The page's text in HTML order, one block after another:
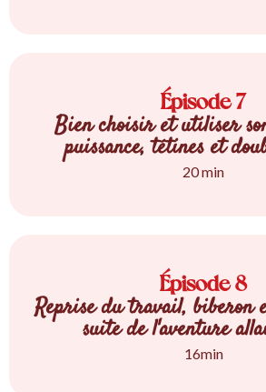
Épisode 7
Bien choisir et utiliser
puissance, tétines et
20 min
Épisode 8
Reprise du travail, biberon
suite de l'aventure
16min